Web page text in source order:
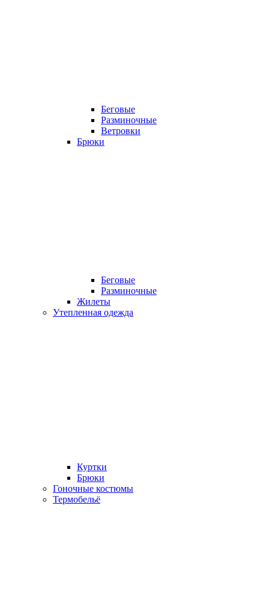
Беговые
Разминочные
Ветровки
Брюки
Беговые
Разминочные
Жилеты
Утепленная одежда
Куртки
Брюки
Гоночные костюмы
Термобельё